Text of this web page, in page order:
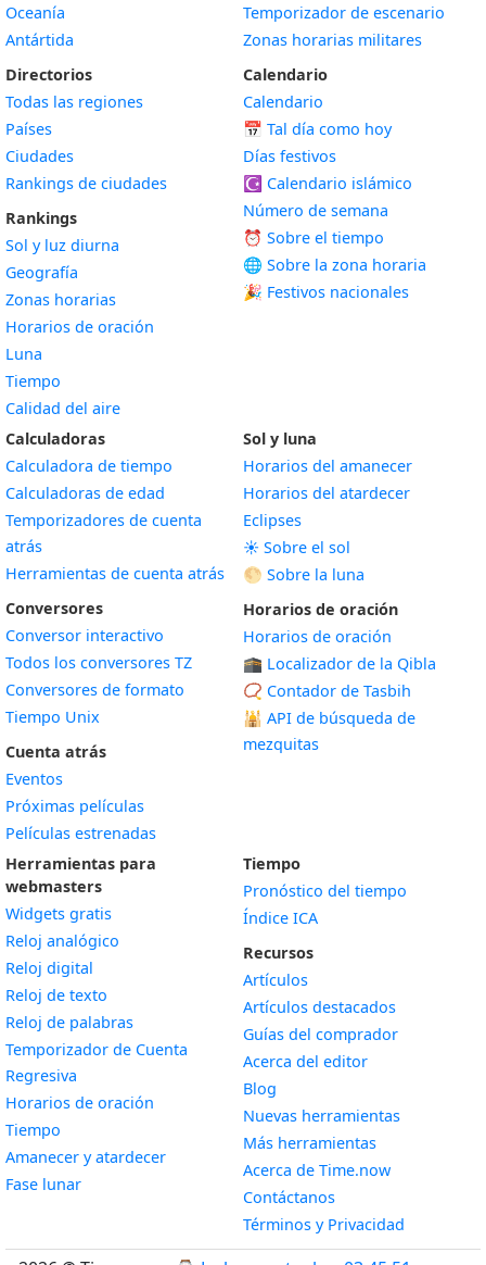
Oceanía
Antártida
Directorios
Todas las regiones
Países
Ciudades
Rankings de ciudades
Rankings
Sol y luz diurna
Geografía
Zonas horarias
Horarios de oración
Luna
Tiempo
Calidad del aire
Temporizador de escenario
Zonas horarias militares
Calendario
Calendario
📅 Tal día como hoy
Días festivos
☪️ Calendario islámico
Número de semana
⏰ Sobre el tiempo
🌐 Sobre la zona horaria
🎉 Festivos nacionales
Calculadoras
Calculadora de tiempo
Calculadoras de edad
Temporizadores de cuenta
atrás
Herramientas de cuenta atrás
Conversores
Conversor interactivo
Todos los conversores TZ
Conversores de formato
Tiempo Unix
Cuenta atrás
Eventos
Próximas películas
Películas estrenadas
Sol y luna
Horarios del amanecer
Horarios del atardecer
Eclipses
☀️ Sobre el sol
🌕 Sobre la luna
Horarios de oración
Horarios de oración
🕋 Localizador de la Qibla
📿 Contador de Tasbih
🕌 API de búsqueda de
mezquitas
Herramientas para
webmasters
Widgets gratis
Reloj analógico
Reloj digital
Reloj de texto
Reloj de palabras
Temporizador de Cuenta
Regresiva
Horarios de oración
Tiempo
Amanecer y atardecerWidget
Fase lunarWidget
Tiempo
Pronóstico del tiempo
Índice ICA
Recursos
Artículos
Artículos destacados
Guías del comprador
Acerca del editor
Blog
Nuevas herramientas
Más herramientas
Acerca de Time.now
Contáctanos
Términos y Privacidad